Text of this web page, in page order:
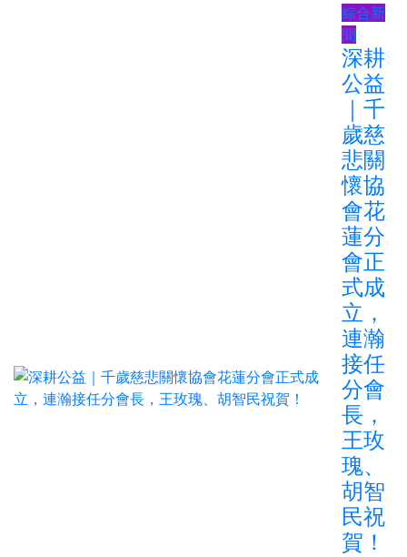
綜合新
聞
深耕
公益
｜千
歲慈
悲關
懷協
會花
蓮分
會正
式成
立，
連瀚
接任
分會
長，
王玫
瑰、
胡智
民祝
賀！